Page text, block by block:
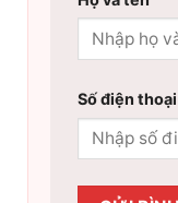
Số điện thoại